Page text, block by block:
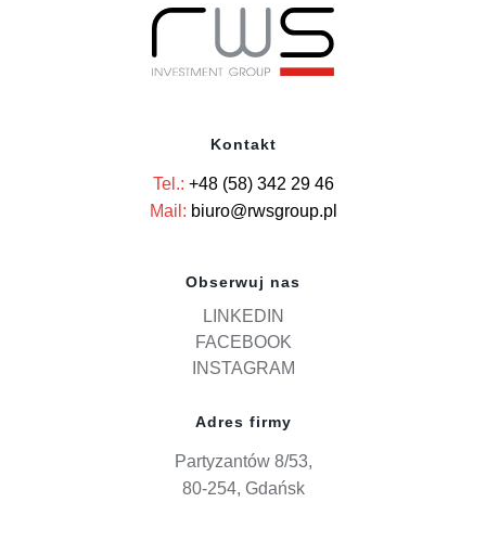
Kontakt
Tel.: +48 (58) 342 29 46
Mail: biuro@rwsgroup.pl
Obserwuj nas
LINKEDIN
FACEBOOK
INSTAGRAM
Adres firmy
Partyzantów 8/53,
80-254, Gdańsk